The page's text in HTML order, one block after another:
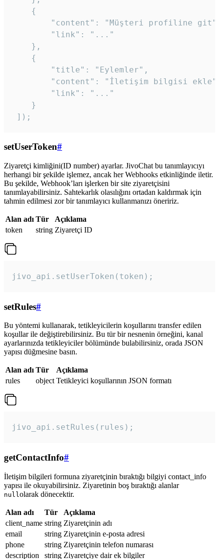
    {
"content": "Müşteri profiline
        "link": "..."
    },
    {
        "title": "Eylemler",
"content": "İletişim bilgisi
        "link": "..."
    }
]);
setUserToken#
Ziyaretçi kimliğini(ID number) ayarlar. JivoChat bu tanımlayıcıyı
herhangi bir şekilde işlemez, ancak her Webhooks etkinliğinde iletir.
Bu şekilde, Webhook’ları işlerken bir site ziyaretçisini
tanımlayabilirsiniz. Sahtekarlık olasılığını ortadan kaldırmak için
tahmin edilmesi zor bir tanımlayıcı kullanmanızı öneririz.
Alan adı Tür
Açıklama
token
string Ziyaretçi ID
jivo_api.setUserToken(token);
setRules#
Bu yöntemi kullanarak, tetikleyicilerin koşullarını transfer edilen
koşullar ile değiştirebilirsiniz. Bu tür bir nesnenin örneğini, kanal
ayarlarınızda tetikleyiciler bölümünde bulabilirsiniz, orada JSON
yapısı düğmesine basın.
Alan adı Tür
Açıklama
rules
object Tetikleyici koşullarının JSON formatı
jivo_api.setRules(rules);
getContactInfo#
İletişim bilgileri formuna ziyaretçinin bıraktığı bilgiyi contact_info
yapısı ile okuyabilirsiniz. Ziyaretinin boş bıraktığı alanlar
null olarak dönecektir.
Alan adı Tür
Açıklama
client_name string Ziyaretçinin adı
email
string Ziyaretçinin e-posta adresi
phone
string Ziyaretçinin telefon numarası
description
string Ziyaretçiye dair ek bilgiler